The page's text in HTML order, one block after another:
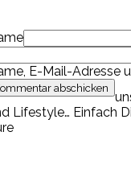
E-Mail-Adresse
Lifestyle… Einfach